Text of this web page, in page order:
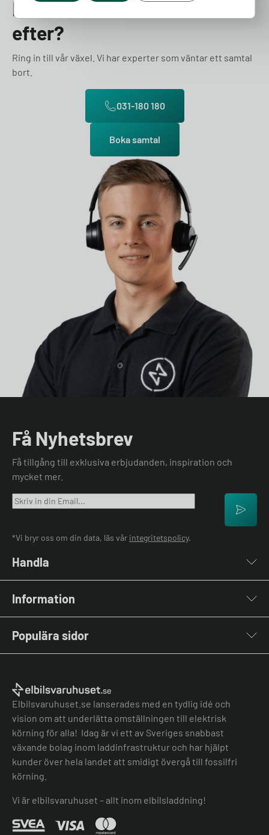
Hittar du inte det du letar
efter?
Ring in till vår växel. Vi har experter som väntar ett samtal
bort.
031-180 180
Boka samtal
Få Nyhetsbrev
Få tillgång till exklusiva erbjudanden, inspiration och
mycket mer.
*Vi bryr oss om din data, läs vår integritetspolicy.
Handla
Laddkablar
Kabelhållare
Stolpar & Fästen
Portabla Laddare
Övriga tillbehör
Information
Kontakta oss
Vanliga frågor & svar
El-lexikon
Installation
Grön teknik bidrag
Lastbalansering
Köpvillkor
Köpvillkor batteri
Felanmälan
Hantera cookies
Populära sidor
Elbilsladdare företag
Laddbox bäst i test
Bilmärken
Jämför laddboxar
Jämför hembatterier
Elbilsvaruhuset.se lanserades med en tydlig idé och
vision om att underlätta omställningen till elektrisk
körning för alla! Idag är vi ett av Sveriges snabbast
växande bolag inom laddinfrastruktur och har hjälpt
kunder över hela landet att smidigt övergå till fossilfri
körning.
Vi är elbilsvaruhuset – allt inom elbilsladdning!